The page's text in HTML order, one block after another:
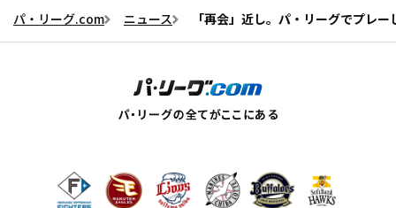
パ・リーグ.com ニュース 「再会」近し。パ・リーグでプレ